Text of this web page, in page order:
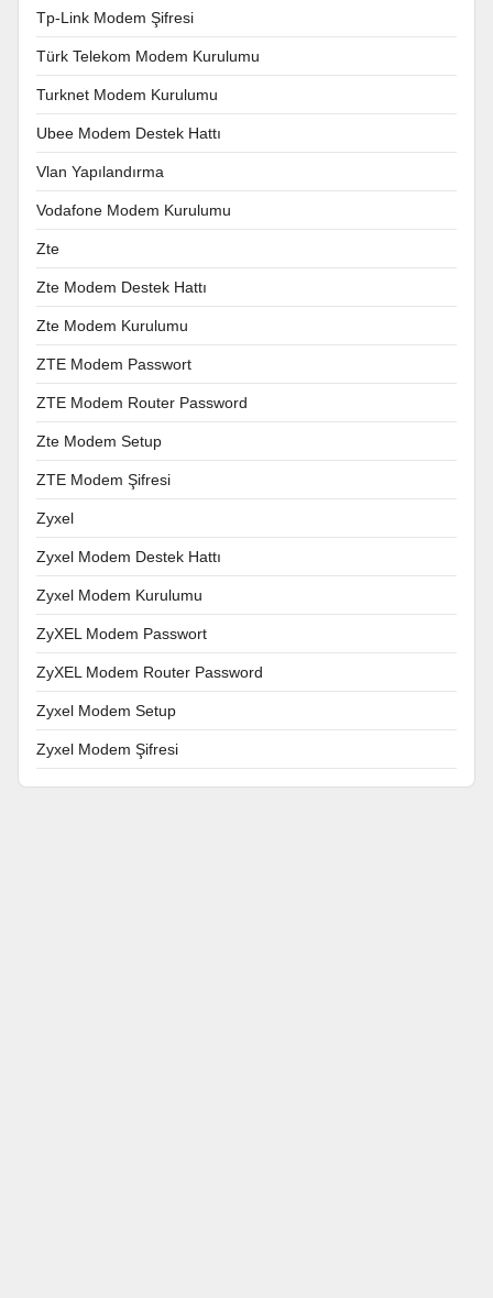
Tp-Link Modem Şifresi
Türk Telekom Modem Kurulumu
Turknet Modem Kurulumu
Ubee Modem Destek Hattı
Vlan Yapılandırma
Vodafone Modem Kurulumu
Zte
Zte Modem Destek Hattı
Zte Modem Kurulumu
ZTE Modem Passwort
ZTE Modem Router Password
Zte Modem Setup
ZTE Modem Şifresi
Zyxel
Zyxel Modem Destek Hattı
Zyxel Modem Kurulumu
ZyXEL Modem Passwort
ZyXEL Modem Router Password
Zyxel Modem Setup
Zyxel Modem Şifresi